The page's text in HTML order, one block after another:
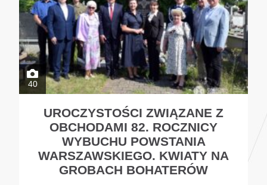
40
UROCZYSTOŚCI ZWIĄZANE Z
OBCHODAMI 82. ROCZNICY
WYBUCHU POWSTANIA
WARSZAWSKIEGO. KWIATY NA
GROBACH BOHATERÓW